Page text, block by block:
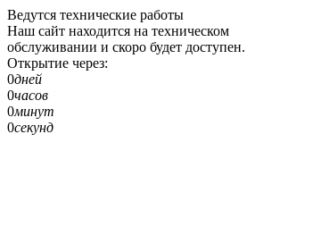
Ведутся технические работы
Наш сайт находится на техническом
обслуживании и скоро будет доступен.
Открытие через:
0дней
0часов
0минут
0секунд